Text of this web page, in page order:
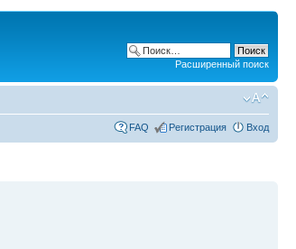
Расширенный поиск
FAQ Регистрация Вход